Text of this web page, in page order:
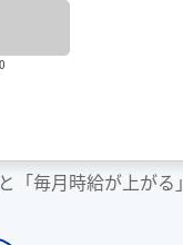
毎月時給が上がる